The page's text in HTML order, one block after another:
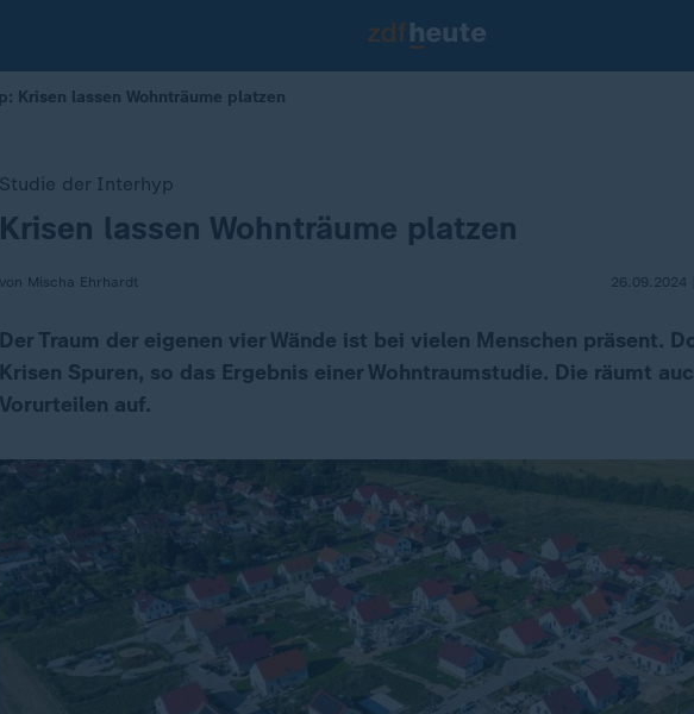
Krisen lassen Wohnträume platzen
Studie der Interhyp
:Krisen lassen Wohnträume platzen
von Mischa Ehrhardt 26.09.2024
Der Traum der eigenen vier Wände ist bei vielen Menschen präsent.
Krisen Spuren, so das Ergebnis einer Wohntraumstudie. Die räumt
Vorurteilen auf.